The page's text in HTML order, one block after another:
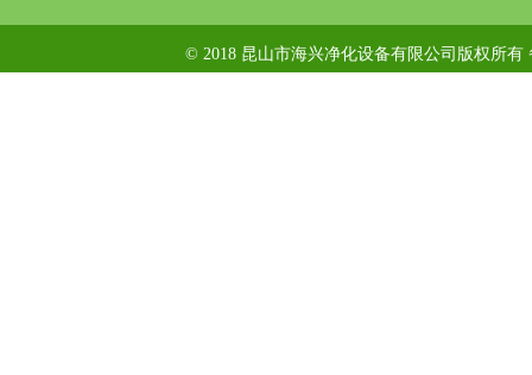
© 2018 昆山市海兴净化设备有限公司版权所有